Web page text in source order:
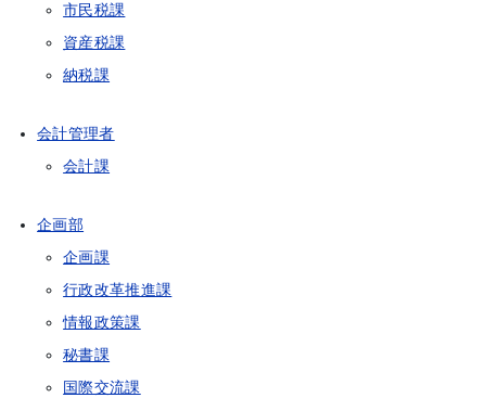
市民税課
資産税課
納税課
会計管理者
会計課
企画部
企画課
行政改革推進課
情報政策課
秘書課
国際交流課